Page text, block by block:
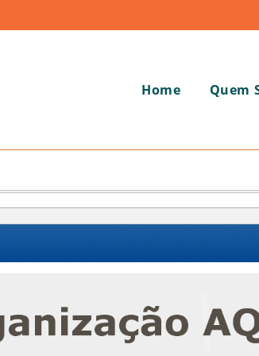
Home Quem